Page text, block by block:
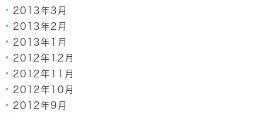
2013年3月
2013年2月
2013年1月
2012年12月
2012年11月
2012年10月
2012年9月